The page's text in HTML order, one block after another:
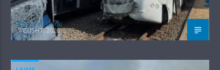
Kushtrim Guraj
7 GUSHT, 2026